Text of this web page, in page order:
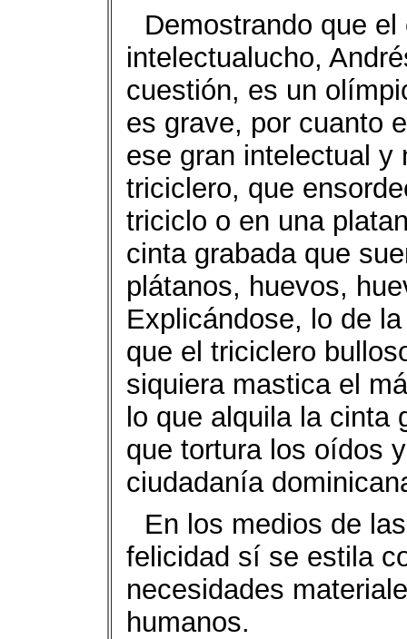
Demostrando que
intelectualucho,
cuestión, es un
es grave, por cuanto
ese gran intelectual y
triciclero, que
triciclo o en una
cinta grabada que
plátanos, huevos,
Explicándose, lo de
que el triciclero
siquiera mastica el
lo que alquila la cinta
que tortura los oídos
ciudadanía
En los medios de
felicidad sí se estila
necesidades
humanos.